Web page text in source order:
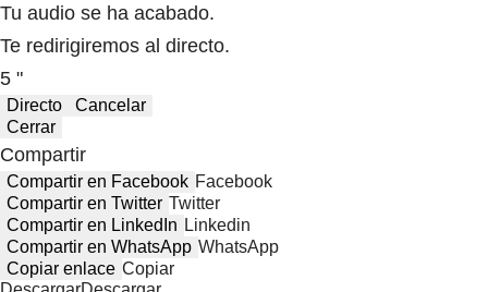
Tu audio se ha acabado.
Te redirigiremos al directo.
5 "
Directo
Cancelar
Cerrar
Compartir
Compartir en Facebook Facebook
Compartir en Twitter Twitter
Compartir en LinkedIn Linkedin
Compartir en WhatsApp WhatsApp
Copiar enlace Copiar